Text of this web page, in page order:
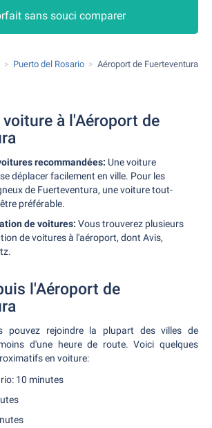
sans souci comparer
Puerto del Rosario Aéroport de Fuerteventura
à l'Aéroport de
recommandées: Une voiture
déplacer facilement en ville. Pour les
de Fuerteventura, une voiture tout-
préférable.
de voitures: Vous trouverez plusieurs
de voitures à l'aéroport, dont Avis,
l'Aéroport de
pouvez rejoindre la plupart des villes de
d'une heure de route. Voici quelques
en voiture:
10 minutes